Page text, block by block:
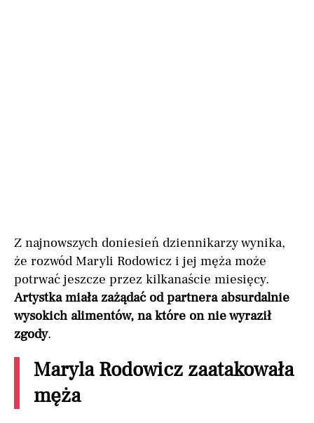
Z najnowszych doniesień dziennikarzy wynika,
że rozwód Maryli Rodowicz i jej męża może
potrwać jeszcze przez kilkanaście miesięcy.
Artystka miała zażądać od partnera absurdalnie
wysokich alimentów, na które on nie wyraził
zgody.
Maryla Rodowicz zaatakowała
męża